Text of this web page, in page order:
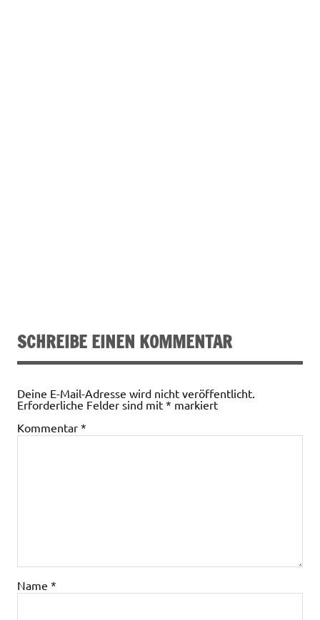
SCHREIBE EINEN KOMMENTAR
Deine E-Mail-Adresse wird nicht veröffentlicht.
Erforderliche Felder sind mit * markiert
Kommentar *
Name *